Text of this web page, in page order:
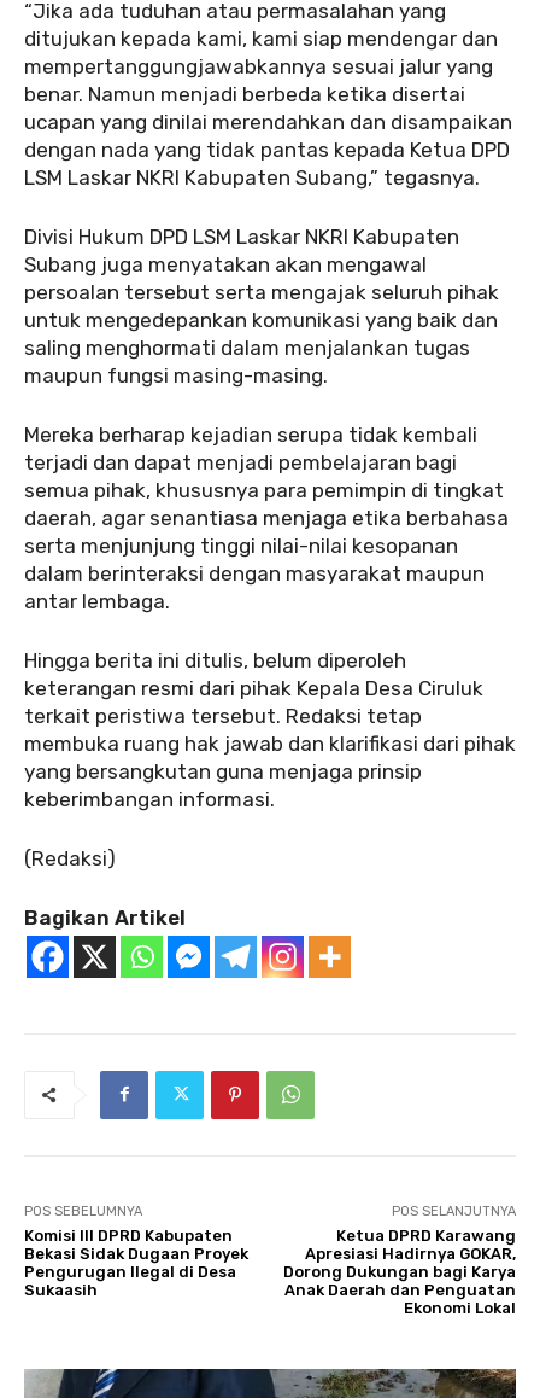
“Jika ada tuduhan atau permasalahan yang
ditujukan kepada kami, kami siap mendengar dan
mempertanggungjawabkannya sesuai jalur yang
benar. Namun menjadi berbeda ketika disertai
ucapan yang dinilai merendahkan dan disampaikan
dengan nada yang tidak pantas kepada Ketua DPD
LSM Laskar NKRI Kabupaten Subang,” tegasnya.
Divisi Hukum DPD LSM Laskar NKRI Kabupaten
Subang juga menyatakan akan mengawal
persoalan tersebut serta mengajak seluruh pihak
untuk mengedepankan komunikasi yang baik dan
saling menghormati dalam menjalankan tugas
maupun fungsi masing-masing.
Mereka berharap kejadian serupa tidak kembali
terjadi dan dapat menjadi pembelajaran bagi
semua pihak, khususnya para pemimpin di tingkat
daerah, agar senantiasa menjaga etika berbahasa
serta menjunjung tinggi nilai-nilai kesopanan
dalam berinteraksi dengan masyarakat maupun
antar lembaga.
Hingga berita ini ditulis, belum diperoleh
keterangan resmi dari pihak Kepala Desa Ciruluk
terkait peristiwa tersebut. Redaksi tetap
membuka ruang hak jawab dan klarifikasi dari pihak
yang bersangkutan guna menjaga prinsip
keberimbangan informasi.
(Redaksi)
Bagikan Artikel
POS SEBELUMNYA
Komisi III DPRD Kabupaten
Bekasi Sidak Dugaan Proyek
Pengurugan Ilegal di Desa
Sukaasih
POS SELANJUTNYA
Ketua DPRD Karawang
Apresiasi Hadirnya GOKAR,
Dorong Dukungan bagi Karya
Anak Daerah dan Penguatan
Ekonomi Lokal